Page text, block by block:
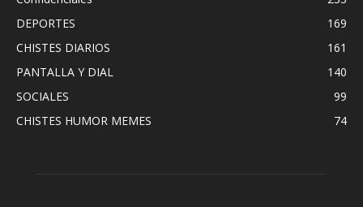
DEPORTES
169
CHISTES DIARIOS
161
PANTALLA Y DIAL
140
SOCIALES
99
CHISTES HUMOR MEMES
74